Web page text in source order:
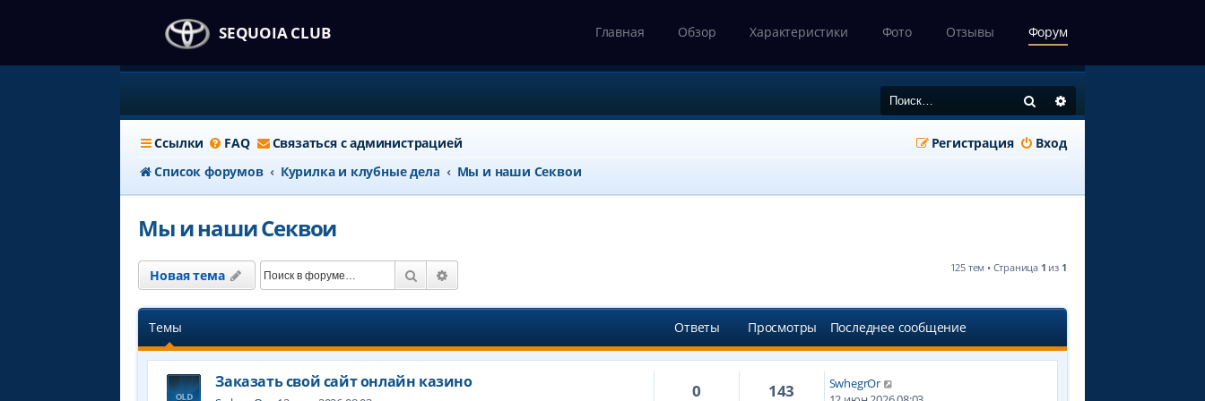
SEQUOIA CLUB Главная Обзор Характеристики Фото Отзывы Форум
Поиск
Ссылки FAQ Связаться с администрацией Вход
Регистрация
Список форумов
Курилка и клубные дела Мы и наши Секвои
Мы и наши Секвои
Новая тема Поиск 125 тем • Страница 1 из 1
Темы Ответы Просмотры Последнее сообщение
Заказать свой сайт онлайн казино 0 143
SwhegrOr